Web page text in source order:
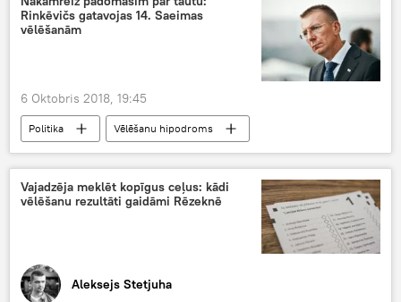
Rinkēvičs gatavojas 14. Saeimas
vēlēšanām
6 Oktobris 2018, 19:45
Politika Vēlēšanu hipodroms
Vajadzēja meklēt kopīgus ceļus: kādi
vēlēšanu rezultāti gaidāmi Rēzeknē
Aleksejs Stetjuha